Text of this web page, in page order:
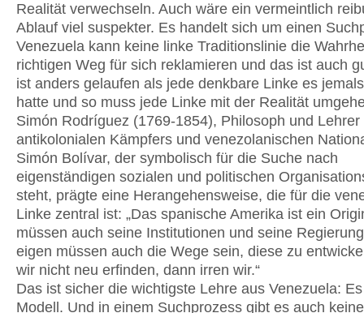
Realität verwechseln. Auch wäre ein vermeintlich
Ablauf viel suspekter. Es handelt sich um einen
Venezuela kann keine linke Traditionslinie die
richtigen Weg für sich reklamieren und das ist auch
ist anders gelaufen als jede denkbare Linke es
hatte und so muss jede Linke mit der Realität
Simón Rodríguez (1769-1854), Philosoph und Lehrer
antikolonialen Kämpfers und venezolanischen
Simón Bolívar, der symbolisch für die Suche nach
eigenständigen sozialen und politischen
steht, prägte eine Herangehensweise, die für die
Linke zentral ist: „Das spanische Amerika ist ein
müssen auch seine Institutionen und seine
eigen müssen auch die Wege sein, diese zu
wir nicht neu erfinden, dann irren wir.“
Das ist sicher die wichtigste Lehre aus Venezuela:
Modell. Und in einem Suchprozess gibt es auch